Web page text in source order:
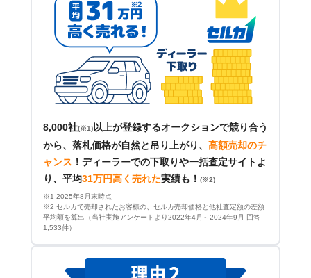
8,000社(※1) 以上が登録するオークションで競り合う
から、落札価格が自然と吊り上がり、 高額売却のチ
ャンス ！ ディーラーでの下取りや一括査定サイトよ
り、平均31万円高く売れた実績も！ (※2)
※1 2025年8月末時点
※2 セルカで売却されたお客様の、セルカ売却価格と他社査定額の差額
平均額を算出（当社実施アンケートより2022年4月～2024年9月 回答
1,533件）